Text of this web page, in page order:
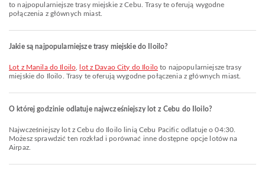
to najpopularniejsze trasy miejskie z Cebu. Trasy te oferują wygodne
połączenia z głównych miast.
Jakie są najpopularniejsze trasy miejskie do Iloilo?
lot z Manila do Iloilo lot z Davao City do Iloilo to najpopularniejsze trasy
miejskie do Iloilo. Trasy te oferują wygodne połączenia z głównych miast.
O której godzinie odlatuje najwcześniejszy lot z Cebu do Iloilo?
Najwcześniejszy lot z Cebu do Iloilo linią Cebu Pacific odlatuje o 04:30.
Możesz sprawdzić ten rozkład i porównać inne dostępne opcje lotów na
Airpaz.